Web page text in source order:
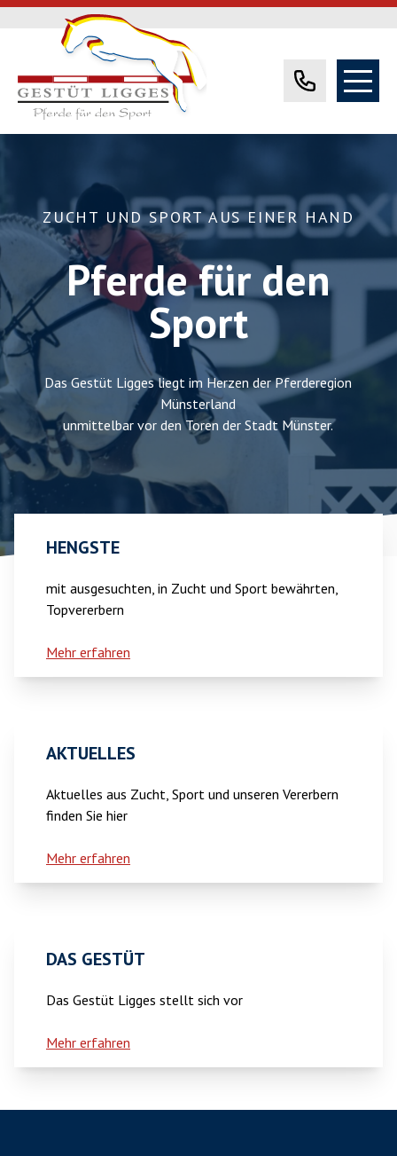
ZUCHT UND SPORT AUS EINER HAND
Pferde für den
Sport
Das Gestüt Ligges liegt im Herzen der Pferderegion
Münsterland
unmittelbar vor den Toren der Stadt Münster.
HENGSTE
mit ausgesuchten, in Zucht und Sport bewährten,
Topvererbern
Mehr erfahren
AKTUELLES
Aktuelles aus Zucht, Sport und unseren Vererbern
finden Sie hier
Mehr erfahren
DAS GESTÜT
Das Gestüt Ligges stellt sich vor
Mehr erfahren